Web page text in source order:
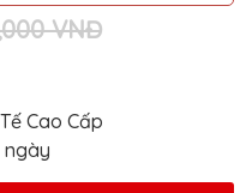
VNĐ
Cao Cấp
ngày